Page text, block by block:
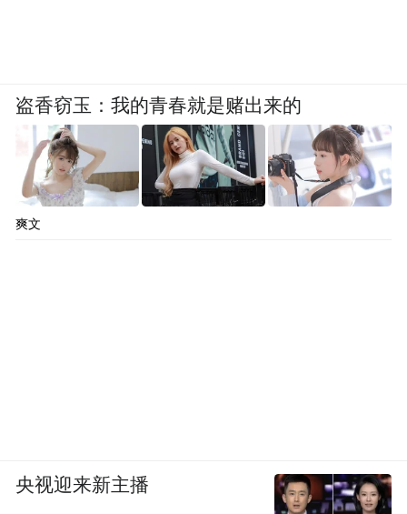
盗香窃玉：我的青春就是赌出来的
爽文
央视迎来新主播